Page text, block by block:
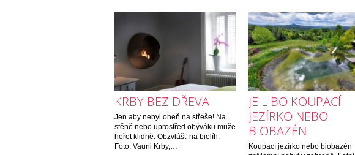
KRBY BEZ DŘEVA
Jen aby nebyl oheň na střeše! Na
stěně nebo uprostřed obýváku může
hořet klidně. Obzvlášť na biolíh.
Foto: Vauni Krby,…
JE LIBO KOUPACÍ
JEZÍRKO NEBO
BIOBAZÉN
Koupací jezírko nebo biobazén